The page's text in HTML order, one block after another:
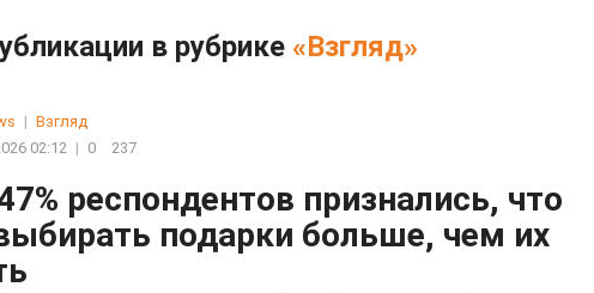
в рубрике «Взгляд»
| Взгляд
02:12
| 0 237
респондентов признались, что
подарки больше, чем их